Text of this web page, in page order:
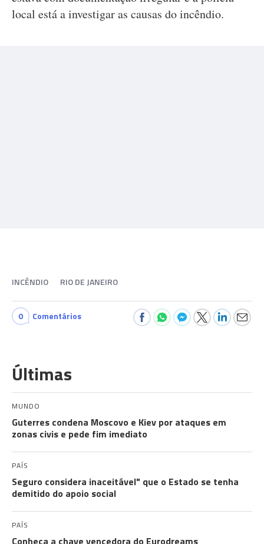
local está a investigar as causas do incêndio.
INCÊNDIO RIO DE JANEIRO
0 Comentários
Últimas
MUNDO
Guterres condena Moscovo e Kiev por ataques em
zonas civis e pede fim imediato
PAÍS
Seguro considera inaceitável" que o Estado se tenha
demitido do apoio social
PAÍS
Conheça a chave vencedora do Eurodreams